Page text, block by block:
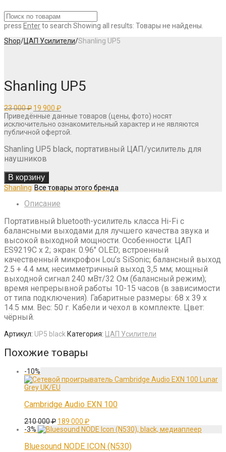
press Enterto search Showing all results: Товары не найдены.
Shop/ЦАП Усилители/Shanling UP5
Shanling UP5
23 000₽ Первоначальная
цена
составляла
23
19 900 ₽Текущая
цена:
19
900 ₽.
Приведённые данные товаров (цены, фото) носят
исключительно ознакомительный характер и не являются
публичной офертой.
Shanling UP5 black, портативный ЦАП/усилитель для
наушников
В корзину
Shanling
Описание
Портативный bluetooth-усилитель класса Hi-Fi c
балансными выходами для лучшего качества звука и
высокой выходной мощности. Особенности: ЦАП
ES9219C х 2; экран: 0.96″ OLED; встроенный
качественный микрофон Lou’s SiSonic; балансный выход
2.5 + 4.4 мм; несимметричный выход 3,5 мм; мощный
выходной сигнал 240 мВт/32 Ом (балансный режим);
время непрерывной работы 10-15 часов (в зависимости
от типа подключения). Габаритные размеры: 68 x 39 x
14.5 мм. Вес: 50 г. Кабели и чехол в комплекте. Цвет:
чёрный.
Артикул: UP5 black Категория: ЦАП Усилители
Похожие товары
-10%
Cambridge Audio EXN 100
210 000₽ Первоначальная
цена
210
189 000 ₽Текущая
цена:
000 ₽.
-3%
Bluesound NODE ICON (N530)